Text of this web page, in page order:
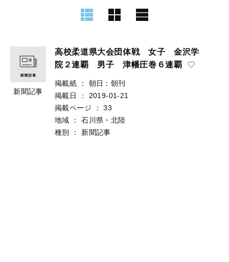
新聞記事
高校柔道県大会団体戦 女子 金沢学
院２連覇 男子 津幡圧巻６連覇
掲載紙 ：
朝日：朝刊
掲載日
：
2019-01-21
掲載ページ
：
33
地域
：
石川県・北陸
種別
： 新聞記事